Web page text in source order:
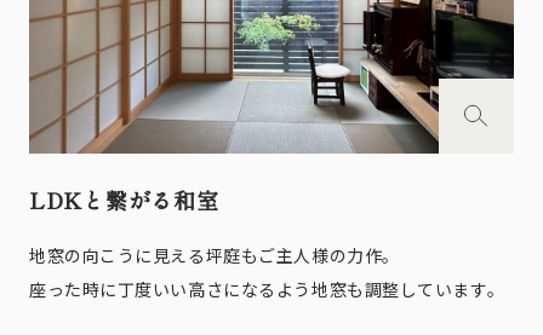
LDKと繋がる和室
地窓の向こうに見える坪庭もご主人様の力作。
座った時に丁度いい高さになるよう地窓も調整しています。